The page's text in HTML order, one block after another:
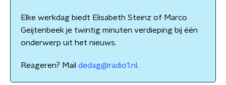
Elke werkdag biedt Elisabeth Steinz of Marco
Geijtenbeek je twintig minuten verdieping bij één
onderwerp uit het nieuws.
Reageren? Mail dedag@radio1.nl .